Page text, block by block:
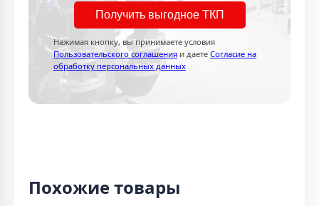
Получить выгодное ТКП
Нажимая кнопку, вы принимаете условия
Пользовательского соглашения и даете Согласие на
обработку персональных данных
Похожие товары